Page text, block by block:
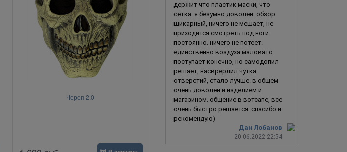
Череп 2.0 Army of Two (базовая) 2.0
Дан Лобанов
20.06.2022 22:54
держит что пластик маски, что
сетка. я безумно доволен. обзор
шикарный, ничего не мешает, не
приходится смотреть под ноги
постоянно. ничего не потеет.
единственно воздуха маловато
поступает конечно, но самодопил
решает, насврерлил чутка
отверстий, стало лучше. в общем
очень доволен и изделием и
магазином. общение в вотсапе, все
очень быстро решается. спасибо и
рекомендую)